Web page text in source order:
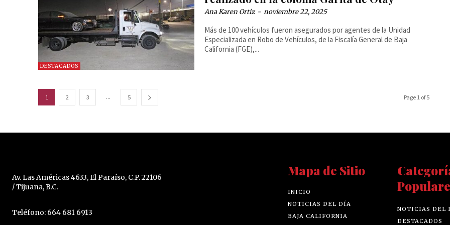
DESTACADOS
Ana Karen Ortiz - noviembre 22, 2025
Más de 100 vehículos fueron asegurados por agentes de la Unidad
Especializada en Robo de Vehículos, de la Fiscalía General de Baja
California (FGE),...
1 2 3 ... 5 Page 1 of 5
Av. Las Américas 4633, El Paraíso, C.P. 22106
/ Tijuana, B.C.
Teléfono: 664 681 6913
Mapa de Sitio
INICIO
NOTICIAS DEL DÍA
BAJA CALIFORNIA
NOTICIAS DEL
DESTACADOS